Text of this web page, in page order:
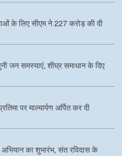
के लिए सीएम ने 227 करोड़ की दी
जन समस्याएं, शीघ्र समाधान के दिए
पर माल्यार्पण अर्पित कर दी
का शुभारंभ, संत रविदास के